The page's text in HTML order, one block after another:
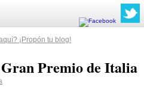
¡Propón tu blog!
Premio de Italia